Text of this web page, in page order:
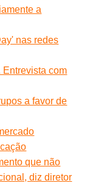
a
nas redes
com
a favor de
que não
diz diretor